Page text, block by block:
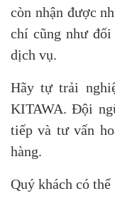
còn nhận được
chí cũng như đối
dịch vụ.
Hãy tự trải
KITAWA. Đội
tiếp và tư vấn
hàng.
Quý khách có